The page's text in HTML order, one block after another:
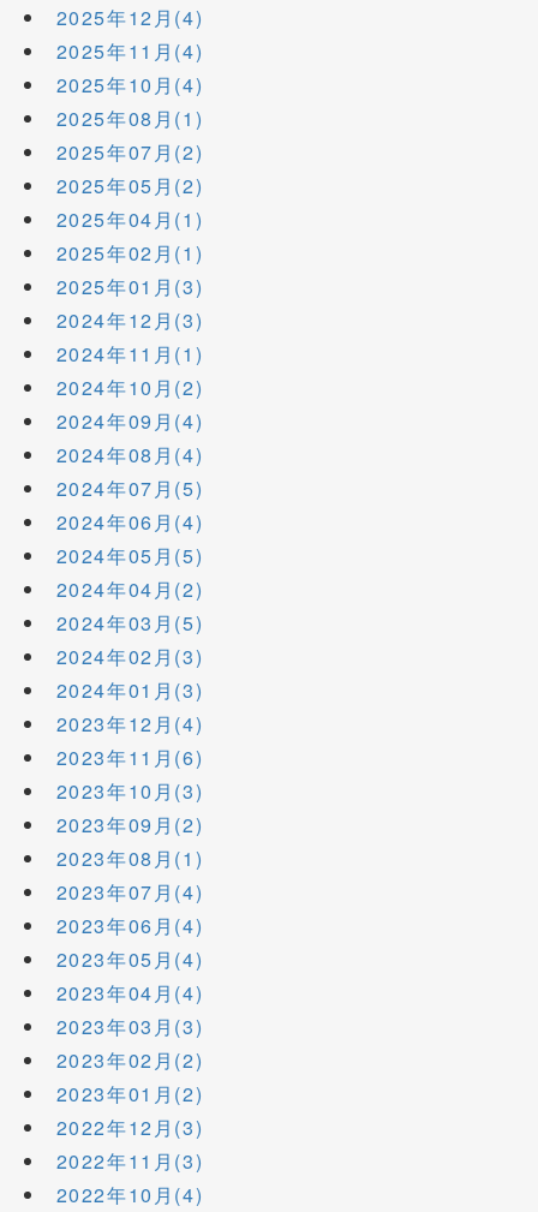
2025年12月(4)
2025年11月(4)
2025年10月(4)
2025年08月(1)
2025年07月(2)
2025年05月(2)
2025年04月(1)
2025年02月(1)
2025年01月(3)
2024年12月(3)
2024年11月(1)
2024年10月(2)
2024年09月(4)
2024年08月(4)
2024年07月(5)
2024年06月(4)
2024年05月(5)
2024年04月(2)
2024年03月(5)
2024年02月(3)
2024年01月(3)
2023年12月(4)
2023年11月(6)
2023年10月(3)
2023年09月(2)
2023年08月(1)
2023年07月(4)
2023年06月(4)
2023年05月(4)
2023年04月(4)
2023年03月(3)
2023年02月(2)
2023年01月(2)
2022年12月(3)
2022年11月(3)
2022年10月(4)